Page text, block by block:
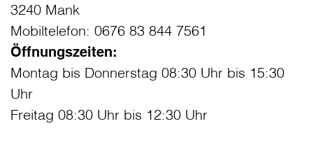
3240 Mank
Mobiltelefon: 0676 83 844 7561
Öffnungszeiten:
Montag bis Donnerstag 08:30 Uhr bis 15:30
Uhr
Freitag 08:30 Uhr bis 12:30 Uhr